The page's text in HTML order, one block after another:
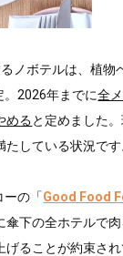
ノボテルは、植物
。2026年までに全
めると定めました
している状況です
ーの「Good Food
下の全ホテルで
ることが約束され